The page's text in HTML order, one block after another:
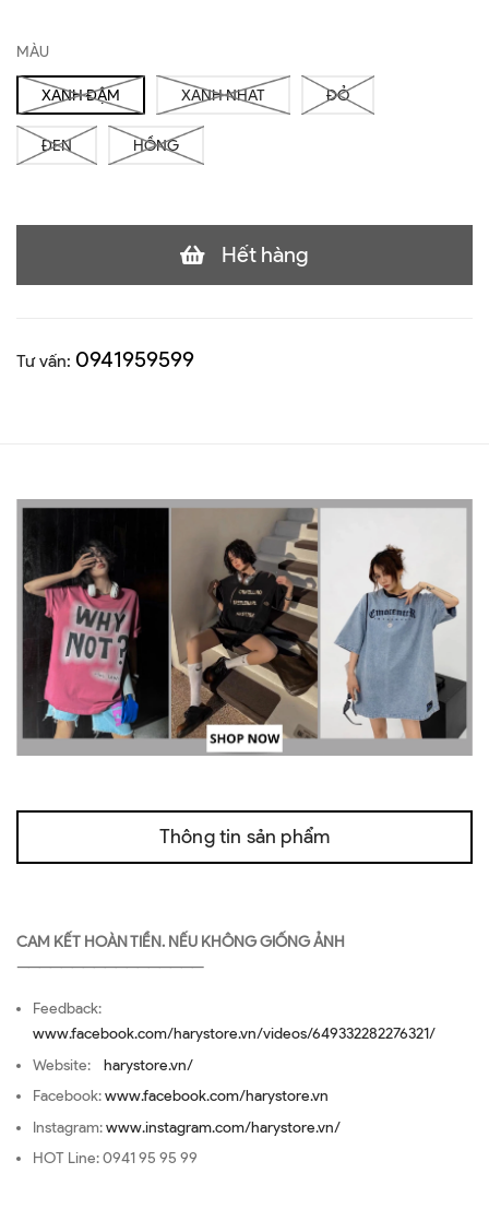
MÀU
XANH ĐẬM XANH NHẠT ĐỎ
ĐEN HỒNG
Hết hàng
Tư vấn: 0941959599
Thông tin sản phẩm
CAM KẾT HOÀN TIỀN. NẾU KHÔNG GIỐNG ẢNH
—————————————————
Feedback:
www.facebook.com/harystore.vn/videos/649332282276321/
Website: harystore.vn/
Facebook:www.facebook.com/harystore.vn
Instagram:www.instagram.com/harystore.vn/
HOT Line: 0941 95 95 99